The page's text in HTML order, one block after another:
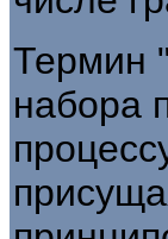
Термин
набора